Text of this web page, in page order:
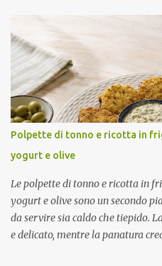
frigorifero permette alle
rendendole ancora più gustose.
oppure come antipasto nelle
zucchine saporite e ben
le zucchine a fette sottili e dello
friggitrice ad aria. Cuocile in più
Condiscile quando sono ancora
frigorifero prima di servirle.
circa 15 minuti Tempo di cottura:
minuti) Tempo di ri...
Polpette di tonno e ricotta in
yogurt e olive
Le polpette di tonno e ricotta in
yogurt e olive sono un secondo
da servire sia caldo che tiepido.
e delicato, mentre la panatura